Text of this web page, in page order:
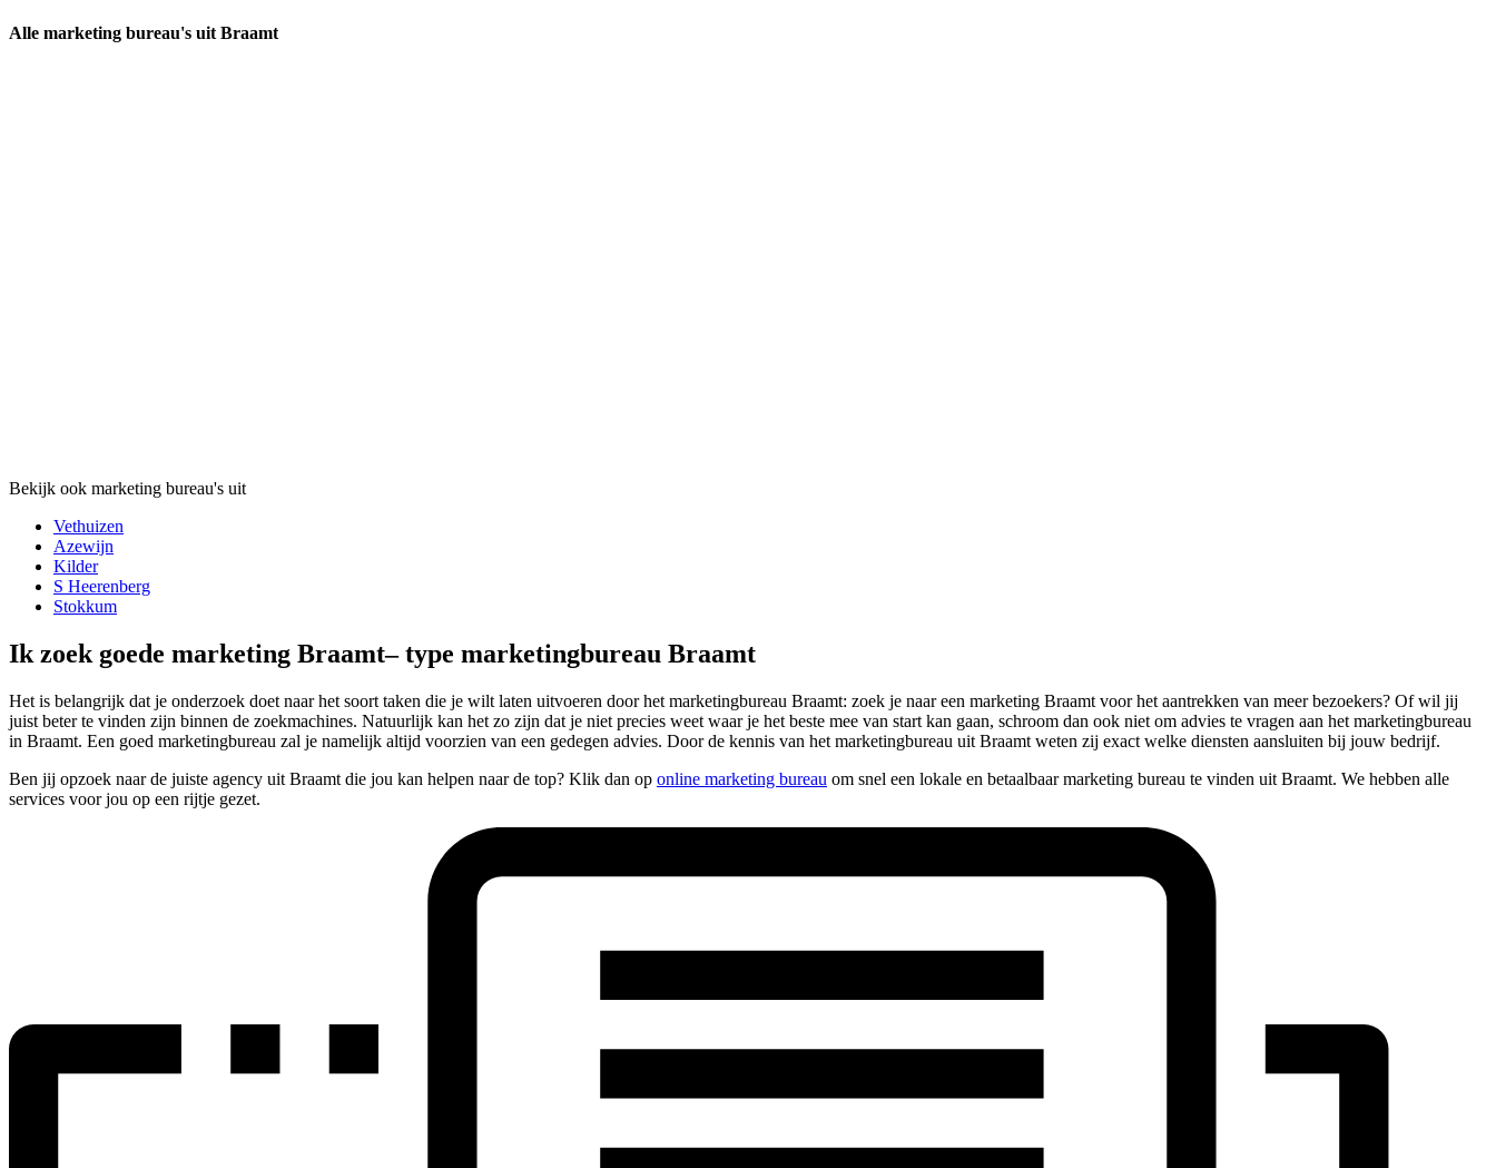
Alle marketing bureau's uit Braamt
Bekijk ook marketing bureau's uit
Vethuizen
Azewijn
Kilder
S Heerenberg
Stokkum
Ik zoek goede marketing Braamt– type marketingbureau Braamt
Het is belangrijk dat je onderzoek doet naar het soort taken die je wilt laten uitvoeren door het marketingbureau Braamt: zoek je naar een marketing Braamt voor het aantrekken van meer bezoekers? Of wil jij
juist beter te vinden zijn binnen de zoekmachines. Natuurlijk kan het zo zijn dat je niet precies weet waar je het beste mee van start kan gaan, schroom dan ook niet om advies te vragen aan het marketingbureau
in Braamt. Een goed marketingbureau zal je namelijk altijd voorzien van een gedegen advies. Door de kennis van het marketingbureau uit Braamt weten zij exact welke diensten aansluiten bij jouw bedrijf.
Ben jij opzoek naar de juiste agency uit Braamt die jou kan helpen naar de top? Klik dan op online marketing bureau om snel een lokale en betaalbaar marketing bureau te vinden uit Braamt. We hebben alle
services voor jou op een rijtje gezet.